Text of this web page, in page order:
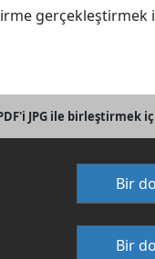
gerçekleştirmek
JPG ile birleştirmek
Bir
Bir